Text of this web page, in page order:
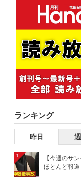
ランキング
昨日
1
【今週のサ
ほとんど報